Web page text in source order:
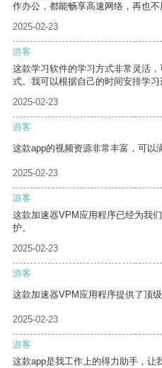
作办公，都能畅享高速网络，再也不
2025-02-23
游客
这款学习软件的学习方式非常灵活
式。我可以根据自己的时间安排学习
2025-02-23
游客
这款app的视频资源非常丰富，可以
2025-02-23
游客
这款加速器VPM应用程序已经为我
护。
2025-02-23
游客
这款加速器VPM应用程序提供了顶
2025-02-23
游客
这款app是我工作上的得力助手，让